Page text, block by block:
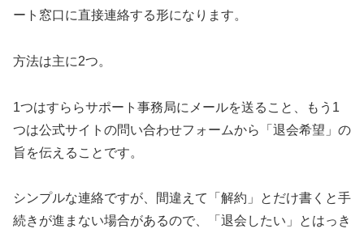
ート窓口に直接連絡する形になります。
方法は主に2つ。
1つはすららサポート事務局にメールを送ること、もう1
つは公式サイトの問い合わせフォームから「退会希望」の
旨を伝えることです。
シンプルな連絡ですが、間違えて「解約」とだけ書くと手
続きが進まない場合があるので、「退会したい」とはっき